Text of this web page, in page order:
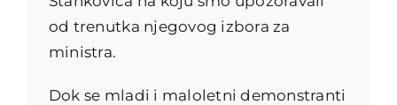
od trenutka njegovog izbora za
ministra.
Dok se mladi i maloletni demonstranti